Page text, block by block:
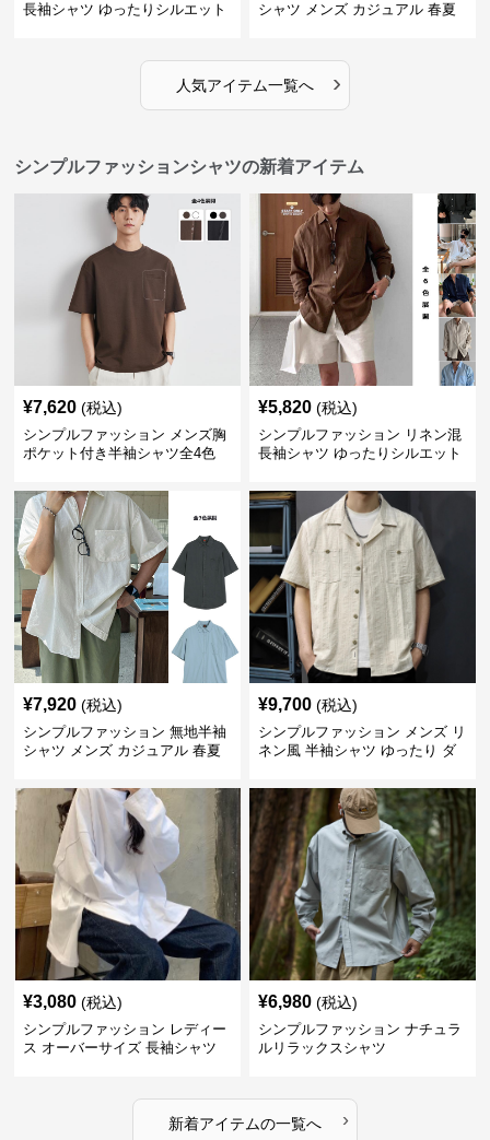
長袖シャツ ゆったりシルエット
シャツ メンズ カジュアル 春夏
人気アイテム一覧へ ›
シンプルファッションシャツの新着アイテム
¥7,620 (税込)
シンプルファッション メンズ胸
ポケット付き半袖シャツ全4色
¥5,820 (税込)
シンプルファッション リネン混
長袖シャツ ゆったりシルエット
¥7,920 (税込)
シンプルファッション 無地半袖
シャツ メンズ カジュアル 春夏
¥9,700 (税込)
シンプルファッション メンズ リ
ネン風 半袖シャツ ゆったり ダ
¥3,080 (税込)
シンプルファッション レディー
ス オーバーサイズ 長袖シャツ
¥6,980 (税込)
シンプルファッション ナチュラ
ルリラックスシャツ
新着アイテムの一覧へ ›